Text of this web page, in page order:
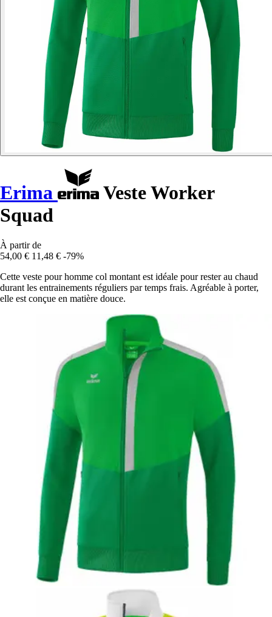
Erima
Veste Worker
Squad
À partir de
54,00 € 11,48 € -79%
Cette veste pour homme col montant est idéale pour rester au chaud
durant les entrainements réguliers par temps frais. Agréable à porter,
elle est conçue en matière douce.